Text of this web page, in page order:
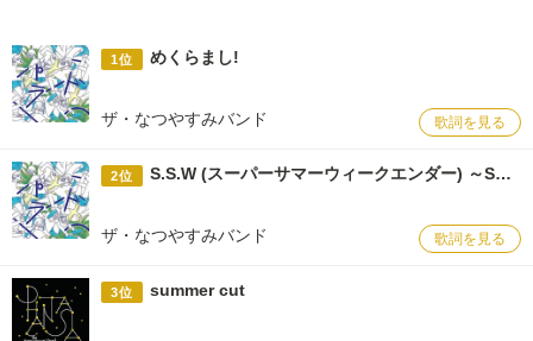
1位 めくらまし!
ザ・なつやすみバンド 歌詞を見る
2位 S.S.W (スーパーサマーウィークエンダー) ～Sweet Suburbia Mix～
ザ・なつやすみバンド 歌詞を見る
3位 summer cut